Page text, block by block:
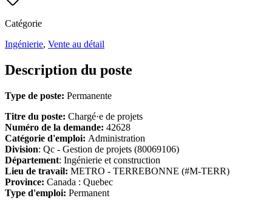
Catégorie
Ingénierie, Vente au détail
Description du poste
Type de poste: Permanente
Titre du poste: Chargé·e de projets
Numéro de la demande: 42628
Catégorie d'emploi: Administration
Division: Qc - Gestion de projets (80069106)
Département: Ingénierie et construction
Lieu de travail: METRO - TERREBONNE (#M-TERR)
Province: Canada : Quebec
Type d'emploi: Permanent